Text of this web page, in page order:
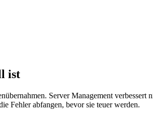
ist
Server Management
Fehler abfangen, bevor sie teuer werden.